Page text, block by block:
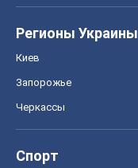
Регионы Украины
Киев
Запорожье
Черкассы
Спорт